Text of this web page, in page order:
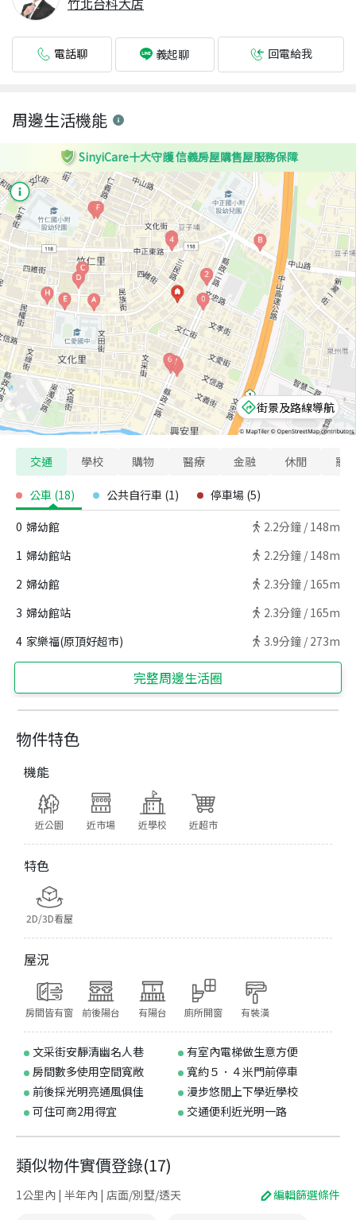
電話聊 義起聊 回電給我
物件特色
機能
近公園 近市場 近學校 近超市
特色
2D/3D看屋
屋況
房間皆有窗 前後陽台 有陽台 廁所開窗 有裝潢
文采街安靜清幽名人巷
有室內電梯做生意方便
房間數多使用空間寬敞
寬約５．４米門前停車
前後採光明亮通風俱佳
漫步悠閒上下學近學校
可住可商2用得宜
交通便利近光明一路
周邊生活機能
SinyiCare十大守護 信義房屋購售屋服務保障
街景及路線導航
交通 學校 購物 醫療 金融 休閒 寵
公車 (18) 公共自行車 (1) 停車場 (5)
0 婦幼館 2.2分鐘 / 148m
1 婦幼館站 2.2分鐘 / 148m
2 婦幼館 2.3分鐘 / 165m
3 婦幼館站 2.3分鐘 / 165m
4 家樂福(原頂好超市) 3.9分鐘 / 273m
完整周邊生活圈
類似物件實價登錄(17)
1公里內 | 半年內 | 店面/別墅/透天 編輯篩選條件